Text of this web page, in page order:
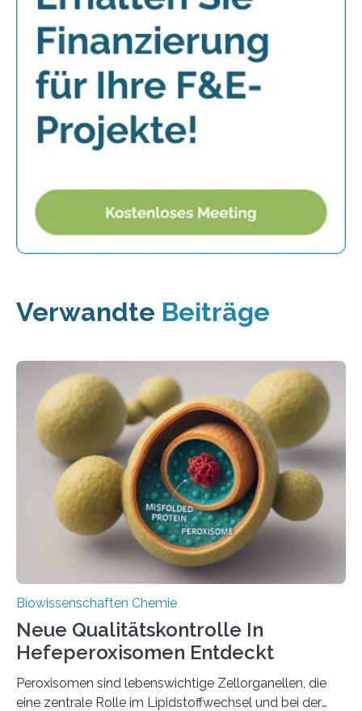
Verwandte Beiträge
Biowissenschaften Chemie
Neue Qualitätskontrolle In
Hefeperoxisomen Entdeckt
Peroxisomen sind lebenswichtige Zellorganellen, die
eine zentrale Rolle im Lipidstoffwechsel und bei der